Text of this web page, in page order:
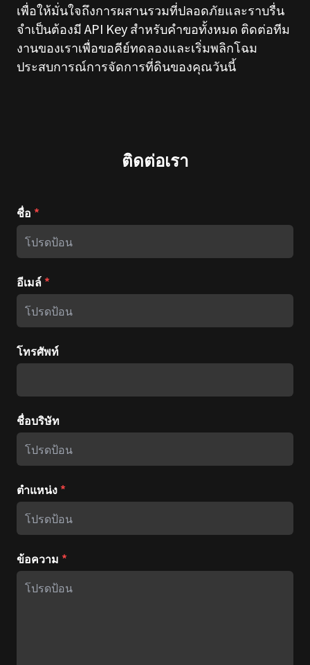
เพื่อให้มั่นใจถึงการผสานรวมที่ปลอดภัยและราบรื่น
จำเป็นต้องมี API Key สำหรับคำขอทั้งหมด ติดต่อทีม
งานของเราเพื่อขอคีย์ทดลองและเริ่มพลิกโฉม
ประสบการณ์การจัดการที่ดินของคุณวันนี้
ติดต่อเรา
ชื่อ *
อีเมล์ *
โทรศัพท์
ชื่อบริษัท
ตำแหน่ง *
ข้อความ *